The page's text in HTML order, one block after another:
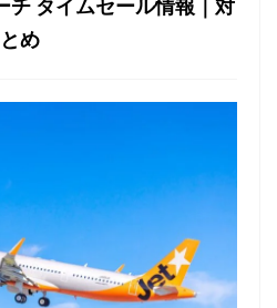
チ タイムセール情報｜対
め